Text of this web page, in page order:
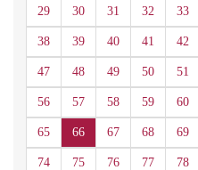
29 30 31 32 33
38 39 40 41 42
47 48 49 50 51
56 57 58 59 60
65 66 67 68 69
74 75 76 77 78